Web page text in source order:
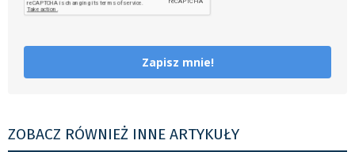
Zapisz mnie!
ZOBACZ RÓWNIEŻ INNE ARTYKUŁY